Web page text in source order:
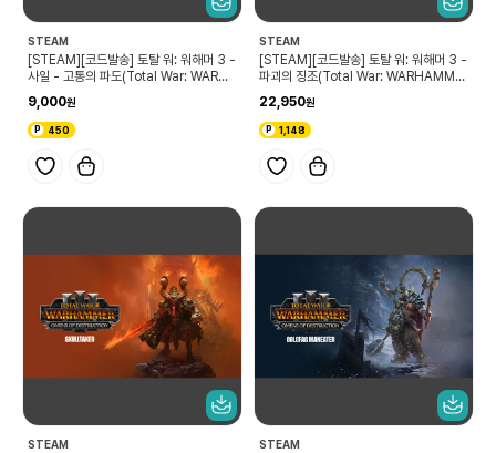
STEAM
[STEAM][코드발송] 토탈 워: 워해머 3 -
사일 - 고통의 파도(Total War: WARHA
t)
9,000
450
STEAM
[STEAM][코드발송] 토탈 워: 워해머 3 -
파괴의 징조(Total War: WARHAMME
22,950
1,148
STEAM STEAM